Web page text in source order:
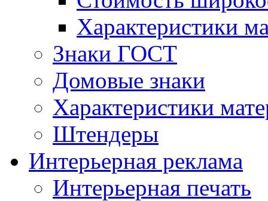
Характеристики
Знаки ГОСТ
Домовые знаки
Характеристики
Штендеры
Интерьерная реклама
Интерьерная печать